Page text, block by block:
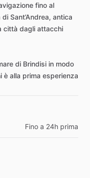
fino al
di Sant’Andrea, antica
città dagli attacchi
di Brindisi in modo
è alla prima esperienza
Fino a 24h prima